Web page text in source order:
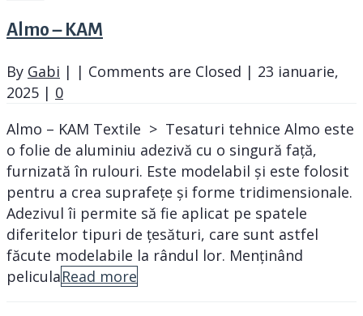
Almo – KAM
By Gabi | | Comments are Closed | 23 ianuarie,
2025 | 0
Almo – KAM Textile > Tesaturi tehnice Almo este
o folie de aluminiu adezivă cu o singură față,
furnizată în rulouri. Este modelabil și este folosit
pentru a crea suprafețe și forme tridimensionale.
Adezivul îi permite să fie aplicat pe spatele
diferitelor tipuri de țesături, care sunt astfel
făcute modelabile la rândul lor. Menținând
peliculaRead more